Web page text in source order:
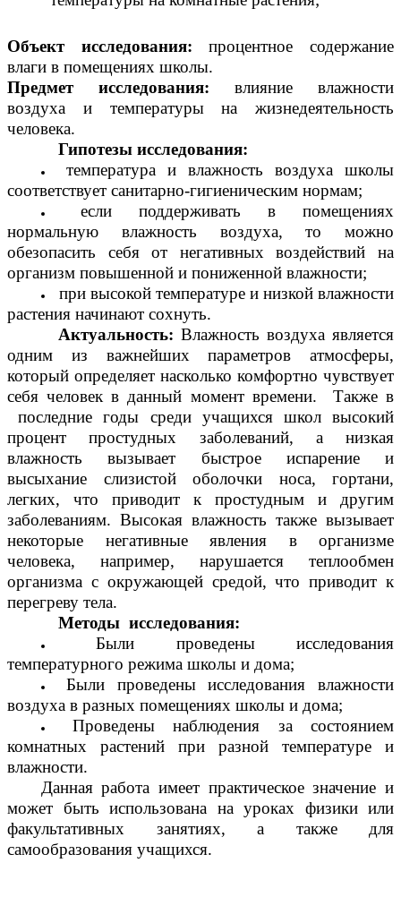
Объект исследования: процентное содержание
влаги в помещениях школы.
Предмет исследования: влияние влажности
воздуха и температуры на жизнедеятельность
человека.
Гипотезы исследования:
температура и влажность воздуха школы
соответствует санитарно-гигиеническим нормам;
если поддерживать в помещениях
нормальную влажность воздуха, то можно
обезопасить себя от негативных воздействий на
организм повышенной и пониженной влажности;
при высокой температуре и низкой влажности
растения начинают сохнуть.
Актуальность: Влажность воздуха является
одним из важнейших параметров атмосферы,
который определяет насколько комфортно чувствует
себя человек в данный момент времени. Также в
последние годы среди учащихся школ высокий
процент простудных заболеваний, а низкая
влажность вызывает быстрое испарение и
высыхание слизистой оболочки носа, гортани,
легких, что приводит к простудным и другим
заболеваниям. Высокая влажность также вызывает
некоторые негативные явления в организме
человека, например, нарушается теплообмен
организма с окружающей средой, что приводит к
перегреву тела.
Методы исследования:
Были проведены исследования
температурного режима школы и дома;
Были проведены исследования влажности
воздуха в разных помещениях школы и дома;
Проведены наблюдения за состоянием
комнатных растений при разной температуре и
влажности.
Данная работа имеет практическое значение и
может быть использована на уроках физики или
факультативных занятиях, а также для
самообразования учащихся.